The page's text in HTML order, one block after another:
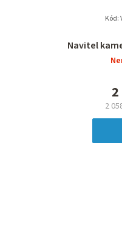
Navitel
2
Kód: